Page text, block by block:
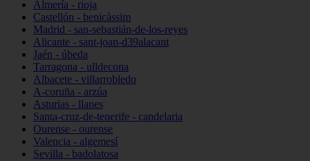
Almería - rioja
Castellón - benicàssim
Madrid - san-sebastián-de-los-reyes
Alicante - sant-joan-d39alacant
Jaén - úbeda
Tarragona - ulldecona
Albacete - villarrobledo
A-coruña - arzúa
Asturias - llanes
Santa-cruz-de-tenerife - candelaria
Ourense - ourense
Valencia - algemesí
Sevilla - badolatosa